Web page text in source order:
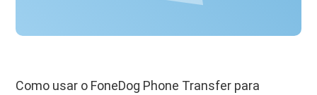
Como usar o FoneDog Phone Transfer para